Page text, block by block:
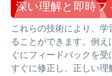
深い理解と即時フ
これらの技術により、
ることができます。例
ぐにフィードバックを
すぐに修正し、正しい理